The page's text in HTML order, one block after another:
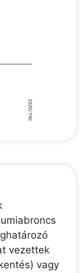
vezettek
vagy